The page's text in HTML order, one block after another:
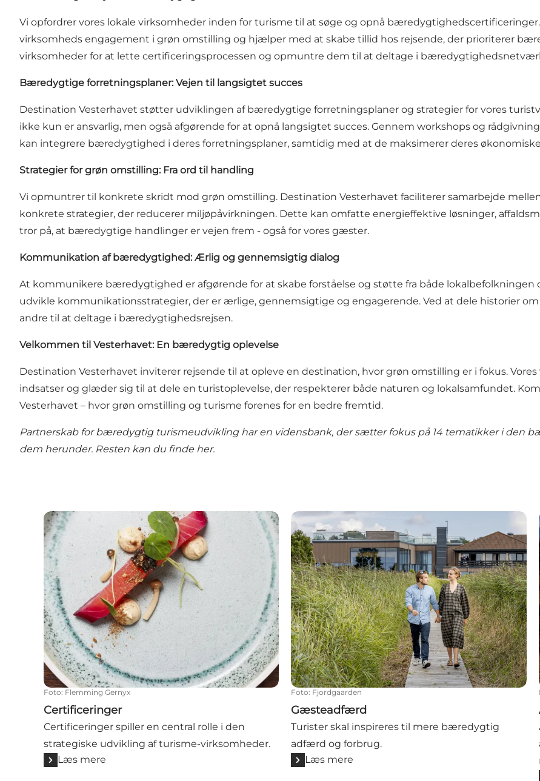
Vi opfordrer vores lokale virksomheder inden for turisme til at søge og opnå
virksomheds engagement i grøn omstilling og hjælper med at skabe tillid hos rejsende, der prioriterer
virksomheder for at lette certificeringsprocessen og opmuntre dem til at deltage i
Bæredygtige forretningsplaner: Vejen til langsigtet succes
Destination Vesterhavet støtter udviklingen af bæredygtige forretningsplaner og strategier for vores
ikke kun er ansvarlig, men også afgørende for at opnå langsigtet succes. Gennem workshops og
kan integrere bæredygtighed i deres forretningsplaner, samtidig med at de maksimerer deres
Strategier for grøn omstilling: Fra ord til handling
Vi opmuntrer til konkrete skridt mod grøn omstilling. Destination Vesterhavet faciliterer samarbejde
konkrete strategier, der reducerer miljøpåvirkningen. Dette kan omfatte energieffektive løsninger,
tror på, at bæredygtige handlinger er vejen frem - også for vores gæster.
Kommunikation af bæredygtighed: Ærlig og gennemsigtig dialog
At kommunikere bæredygtighed er afgørende for at skabe forståelse og støtte fra både
udvikle kommunikationsstrategier, der er ærlige, gennemsigtige og engagerende. Ved at dele historier
andre til at deltage i bæredygtighedsrejsen.
Velkommen til Vesterhavet: En bæredygtig oplevelse
Destination Vesterhavet inviterer rejsende til at opleve en destination, hvor grøn omstilling er i fokus.
indsatser og glæder sig til at dele en turistoplevelse, der respekterer både naturen og lokalsamfundet.
Vesterhavet – hvor grøn omstilling og turisme forenes for en bedre fremtid.
Partnerskab for bæredygtig turismeudvikling har en vidensbank, der sætter fokus på 14 tematikker i den
dem herunder. Resten kan du finde her.
Certificeringer
Foto: Flemming Gernyx
Certificeringer
Certificeringer spiller en central rolle i den
strategiske udvikling af turisme-virksomheder.
Læs mere
Gæsteadfærd
Foto: Fjordgaarden
Gæsteadfærd
Turister skal inspireres til mere bæredygtig
adfærd og forbrug.
Læs mere